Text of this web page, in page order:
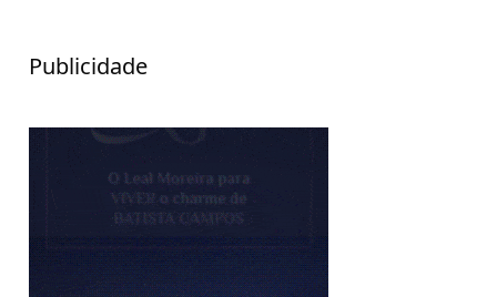
Publicidade